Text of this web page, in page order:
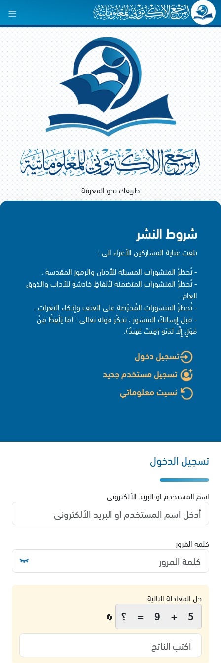
طريقك نحو المعرفة
شروط النشر
نلفت عناية المشاركين الأعزاء الى :
- تُحظرُ المنشورات المسيئة للأديان والرموز المقدسة .
- تُحظرُ المنشورات المتضمنة لألفاظٍ خادشةٍ للآداب والذوق
العام .
- تُحظرُ المنشورات المُحرّضة على العنف وإذكاء النعرات .
- قبل إرسالكَ المنشور ، تذكّر قوله تعالى : (مَا يَلْفِظُ مِنْ
قَوْلٍ إِلَّا لَدَيْهِ رَقِيبٌ عَتِيدٌ).
تسجيل دخول
تسجيل مستخدم جديد
نسيت معلوماتي
تسجيل الدخول
اسم المستخدم او البريد الألكتروني
كلمة المرور
حل المعادلة التالية:
5 + 9 = ؟ 🔄